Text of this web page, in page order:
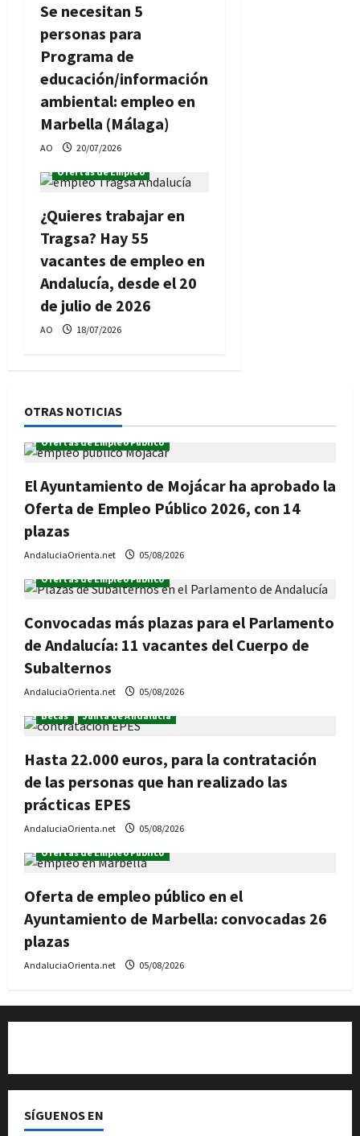
Se necesitan 5
personas para
Programa de
educación/información
ambiental: empleo en
Marbella (Málaga)
AO
20/07/2026
Ofertas de Empleo
¿Quieres trabajar en
Tragsa? Hay 55
vacantes de empleo en
Andalucía, desde el 20
de julio de 2026
AO 18/07/2026
OTRAS NOTICIAS
Ofertas de Empleo Público
El Ayuntamiento de Mojácar ha aprobado la
Oferta de Empleo Público 2026, con 14
plazas
AndaluciaOrienta.net
05/08/2026
Ofertas de Empleo Público
Convocadas más plazas para el Parlamento
de Andalucía: 11 vacantes del Cuerpo de
Subalternos
AndaluciaOrienta.net
05/08/2026
Becas
Junta de Andalucía
Hasta 22.000 euros, para la contratación
de las personas que han realizado las
prácticas EPES
AndaluciaOrienta.net
05/08/2026
Ofertas de Empleo Público
Oferta de empleo público en el
Ayuntamiento de Marbella: convocadas 26
plazas
AndaluciaOrienta.net 05/08/2026
SÍGUENOS EN